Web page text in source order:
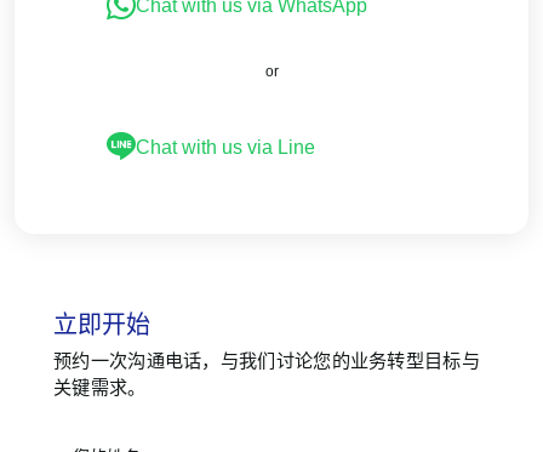
Chat with us via WhatsApp
or
Chat with us via Line
立即开始
预约一次沟通电话，与我们讨论您的业务转型目标与
关键需求。